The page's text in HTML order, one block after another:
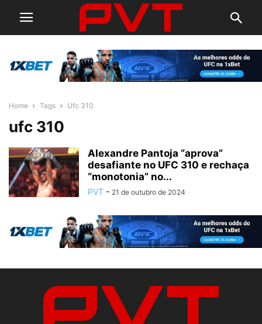
Home Tags Ufc 310
ufc 310
Alexandre Pantoja “aprova”
desafiante no UFC 310 e rechaça
“monotonia” no...
PVT - 21 de outubro de 2024